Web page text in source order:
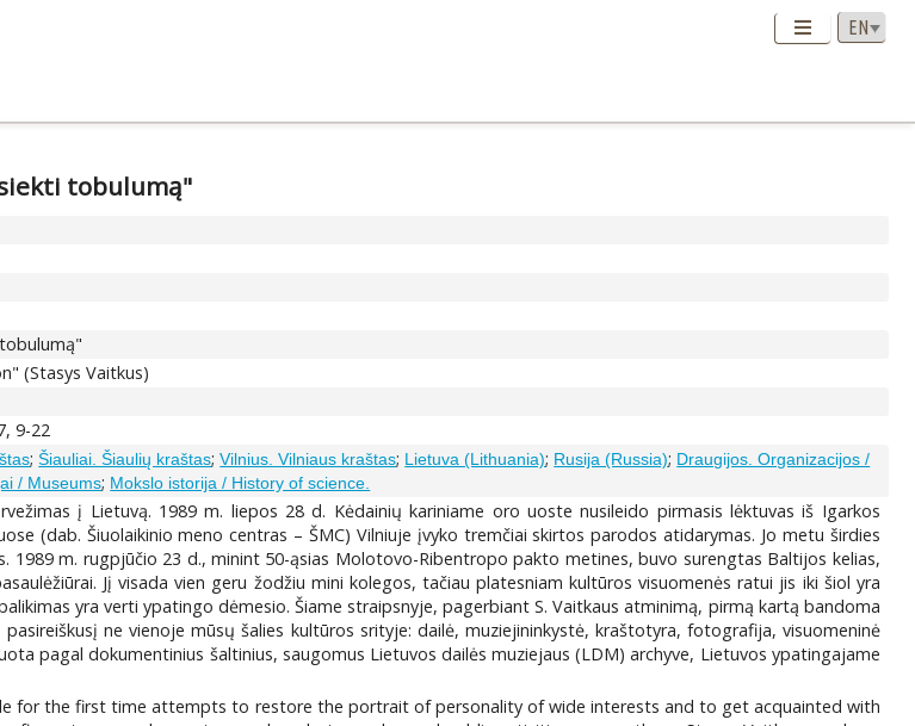
tobulumą"
(Stasys Vaitkus)
9-22
;Šiauliai. Šiaulių kraštas;Vilnius. Vilniaus kraštas; Lietuva (Lithuania); Rusija (Russia); Draugijos. Organizacijos /
/ Museums; Mokslo istorija / History of science.
į Lietuvą. 1989 m. liepos 28 d. Kėdainių kariniame oro uoste nusileido pirmasis lėktuvas iš Igarkos
(dab. Šiuolaikinio meno centras – ŠMC) Vilniuje įvyko tremčiai skirtos parodos atidarymas. Jo metu širdies
1989 m. rugpjūčio 23 d., minint 50-ąsias Molotovo-Ribentropo pakto metines, buvo surengtas Baltijos kelias,
Jį visada vien geru žodžiu mini kolegos, tačiau platesniam kultūros visuomenės ratui jis iki šiol yra
yra verti ypatingo dėmesio. Šiame straipsnyje, pagerbiant S. Vaitkaus atminimą, pirmą kartą bandoma
ne vienoje mūsų šalies kultūros srityje: dailė, muziejininkystė, kraštotyra, fotografija, visuomeninė
pagal dokumentinius šaltinius, saugomus Lietuvos dailės muziejaus (LDM) archyve, Lietuvos ypatingajame
for the first time attempts to restore the portrait of personality of wide interests and to get acquainted with